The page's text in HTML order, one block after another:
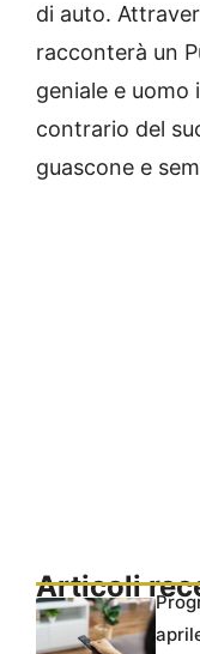
di auto.
racconterà un
geniale e uomo
contrario del
guascone e
Articoli